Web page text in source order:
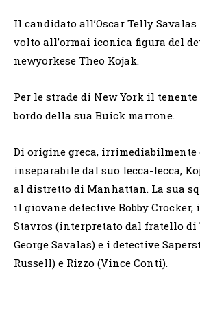
Il candidato all’Oscar Telly
volto all’ormai iconica figura del
newyorkese Theo Kojak.
Per le strade di New York il
bordo della sua Buick marrone.
Di origine greca, irrimediabilmente
inseparabile dal suo lecca-lecca,
al distretto di Manhattan. La sua
il giovane detective Bobby Crocker,
Stavros (interpretato dal fratello di
George Savalas) e i detective
Russell) e Rizzo (Vince Conti).